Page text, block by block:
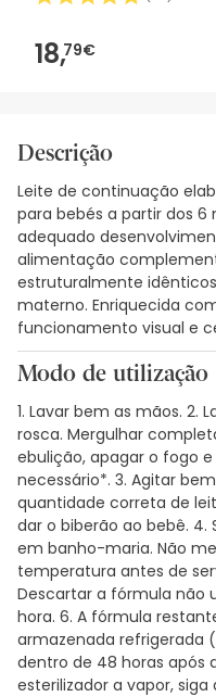
18,79€
Descrição
Leite de continuação
para bebés a partir dos 6
adequado
alimentação
estruturalmente
materno. Enriquecida
funcionamento visual e
Modo de utilização
1. Lavar bem as mãos. 2.
rosca. Mergulhar
ebulição, apagar o fogo
necessário*. 3. Agitar
quantidade correta de
dar o biberão ao bebê. 4.
em banho-maria. Não
temperatura antes de
Descartar a fórmula não
hora. 6. A fórmula
armazenada refrigerada
dentro de 48 horas após
esterilizador a vapor,